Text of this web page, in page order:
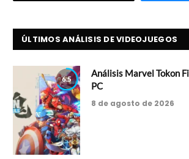
ÚLTIMOS ANÁLISIS DE VIDEOJUEGOS
6.5
Análisis Marvel Tokon
PC
8 de agosto de 2026